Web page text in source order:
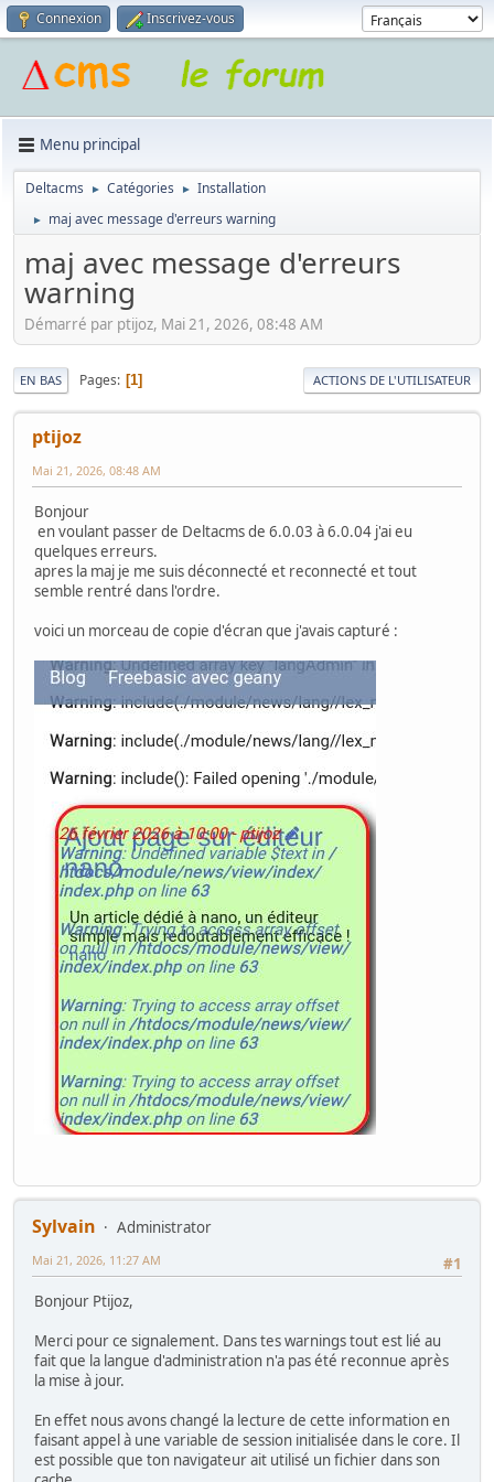
Connexion Inscrivez-vous
Menu principal
Deltacms ► Catégories ► Installation
► maj avec message d'erreurs warning
maj avec message d'erreurs
warning
Démarré par ptijoz, Mai 21, 2026, 08:48 AM
EN BAS Pages 1 ACTIONS DE L'UTILISATEUR
ptijoz
Mai 21, 2026, 08:48 AM
Bonjour
en voulant passer de Deltacms de 6.0.03 à 6.0.04 j'ai eu
quelques erreurs.
apres la maj je me suis déconnecté et reconnecté et tout
semble rentré dans l'ordre.
voici un morceau de copie d'écran que j'avais capturé :
Sylvain
Administrator
#1
Mai 21, 2026, 11:27 AM
Bonjour Ptijoz,
Merci pour ce signalement. Dans tes warnings tout est lié au
fait que la langue d'administration n'a pas été reconnue après
la mise à jour.
En effet nous avons changé la lecture de cette information en
faisant appel à une variable de session initialisée dans le core. Il
est possible que ton navigateur ait utilisé un fichier dans son